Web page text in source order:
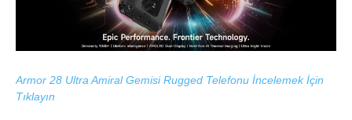
Armor 28 Ultra Amiral Gemisi Rugged Telefonu İncelemek İçin
Tıklayın